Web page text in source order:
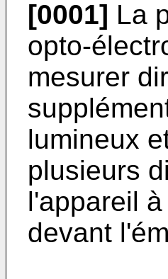
[0001] La
opto-
mesurer
lumineux
plusieurs
l'appareil
devant